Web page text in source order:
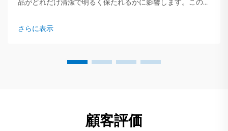
品がどれだけ清潔で明るく保たれるかに影響します。この簡
事前に確認すべき重要なポイントについて概説します...
さらに表示
顧客評価